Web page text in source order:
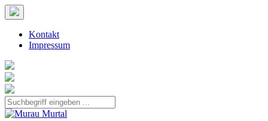
Kontakt
Impressum